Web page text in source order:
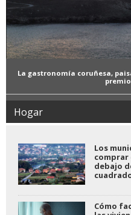
La gastronomía coruñesa,
Hogar
Los
comprar
debajo
Cómo